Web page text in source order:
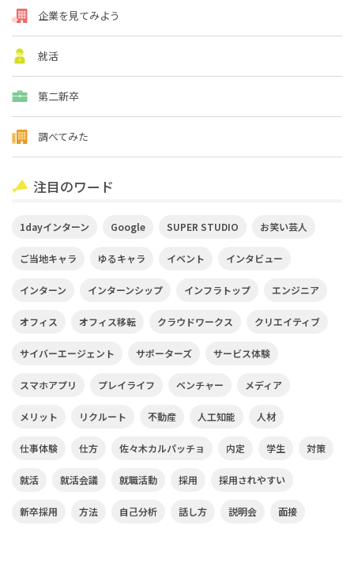
企業を見てみよう
就活
第二新卒
調べてみた
注目のワード
1dayインターン Google SUPER STUDIO お笑い芸人
ご当地キャラ ゆるキャラ イベント インタビュー
インターン インターンシップ インフラトップ エンジニア
オフィス オフィス移転 クラウドワークス クリエイティブ
サイバーエージェント サポーターズ サービス体験
スマホアプリ プレイライフ ベンチャー メディア
メリット リクルート 不動産 人工知能 人材
仕事体験 仕方 佐々木カルパッチョ 内定 学生 対策
就活 就活会議 就職活動 採用 採用されやすい
新卒採用 方法 自己分析 話し方 説明会 面接